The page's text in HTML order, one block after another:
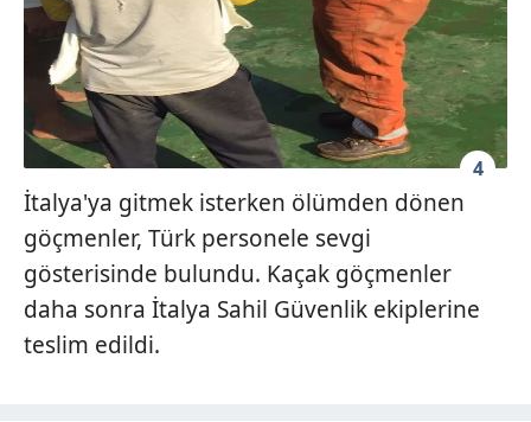
almak için lütfen
tıklayınız.
4
İtalya'ya gitmek isterken ölümden dönen
göçmenler, Türk personele sevgi
gösterisinde bulundu. Kaçak göçmenler
daha sonra İtalya Sahil Güvenlik ekiplerine
teslim edildi.